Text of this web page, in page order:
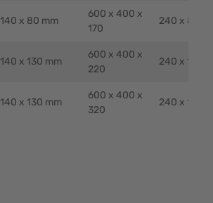
140 x 80 mm
600 x 400 x
170
240 x 80
140 x 130 mm
600 x 400 x
220
240 x 130
140 x 130 mm
600 x 400 x
320
240 x 130